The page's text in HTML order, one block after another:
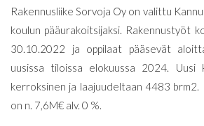
Rakennusliike Sorvoja Oy on valittu
koulun pääurakoitsijaksi. Rakennustyöt
30.10.2022 ja oppilaat pääsevät
uusissa tiloissa elokuussa 2024. Uusi
kerroksinen ja laajuudeltaan 4483 brm2.
on n. 7,6M€ alv. 0 %.